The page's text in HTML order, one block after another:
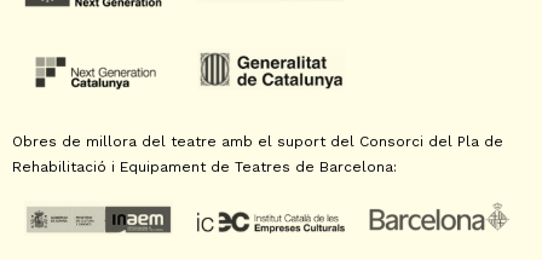
Obres de millora del teatre amb el suport del Consorci del Pla de
Rehabilitació i Equipament de Teatres de Barcelona: